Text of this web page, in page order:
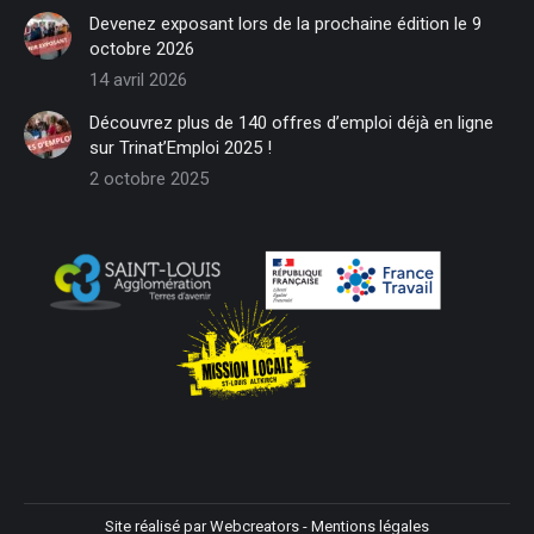
in
new
window
new
window
in
new
window
in
new
window
in
new
window
in
Devenez exposant lors de la prochaine édition le 9
octobre 2026
14 avril 2026
Découvrez plus de 140 offres d’emploi déjà en ligne
sur Trinat’Emploi 2025 !
2 octobre 2025
Site réalisé parWebcreators - Mentions légales